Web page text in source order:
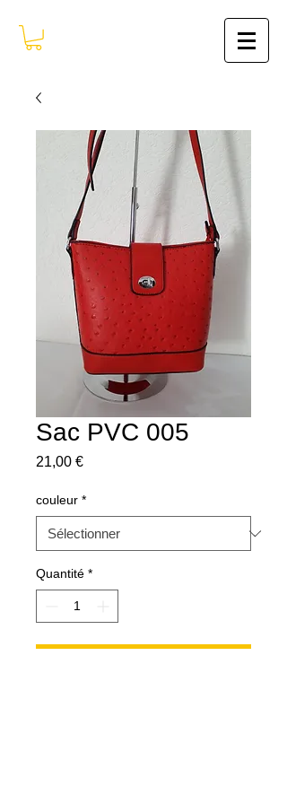
Sac PVC 005
21,00 €Prix
couleur *
Quantité *